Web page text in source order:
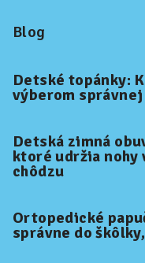
Blog
Detské topánky:
výberom
Detská zimná
ktoré udržia nohy
chôdzu
Ortopedické
správne do